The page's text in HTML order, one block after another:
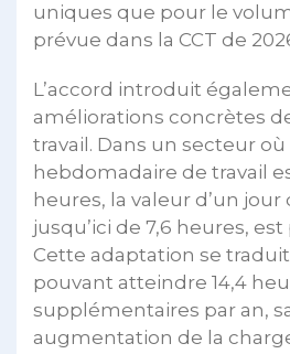
uniques que pour le
prévue dans la CCT de
L’accord introduit
améliorations concrètes
travail. Dans un secteur
hebdomadaire de travail
heures, la valeur d’un jour
jusqu’ici de 7,6 heures,
Cette adaptation se
pouvant atteindre 14,4
supplémentaires par an,
augmentation de la